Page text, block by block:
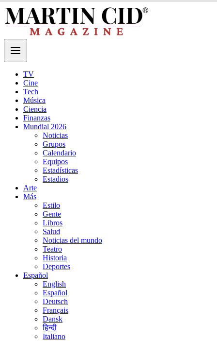
TV
Cine
Tech
Música
Ciencia
Finanzas
Mundial 2026
Noticias
Grupos
Calendario
Equipos
Estadísticas
Estadios
Arte
Más
Estilo
Gente
Libros
Salud
Noticias del mundo
Teatro
Historia
Deportes
Español
English
Español
Deutsch
Français
Dansk
हिन्दी
Italiano